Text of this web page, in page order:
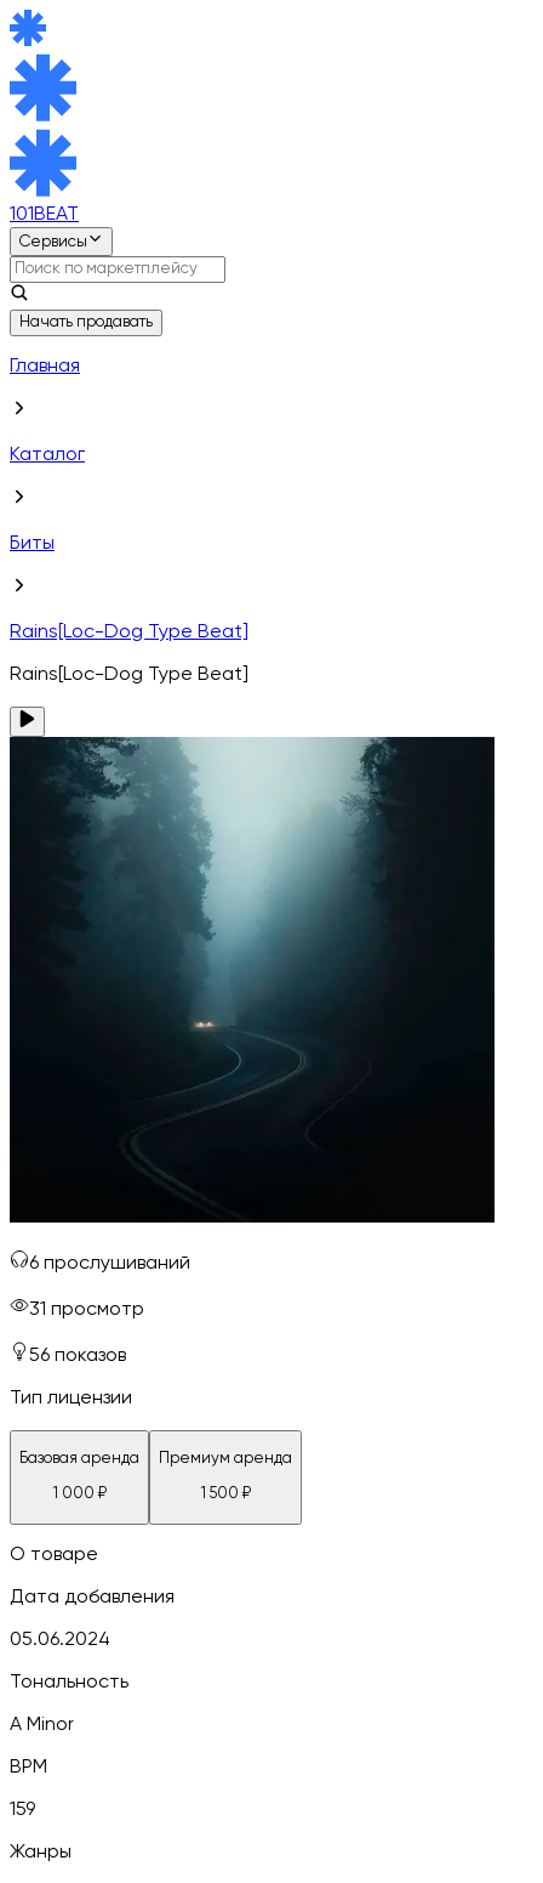
101BEAT
Сервисы
Начать продавать
Главная
Каталог
Биты
Rains[Loc-Dog Type Beat]
Rains[Loc-Dog Type Beat]
6 прослушиваний
31 просмотр
56 показов
Тип лицензии
Базовая аренда
1 000 ₽
Премиум аренда
1 500 ₽
О товаре
Дата добавления
05.06.2024
Тональность
A Minor
BPM
159
Жанры